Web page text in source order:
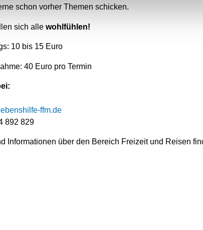
schon vorher Themen schicken.
sich allewohlfühlen!
10 bis 15 Euro
40 Euro pro Termin
ffm.de
892 829
Informationen über den Bereich Freizeit und Reisen